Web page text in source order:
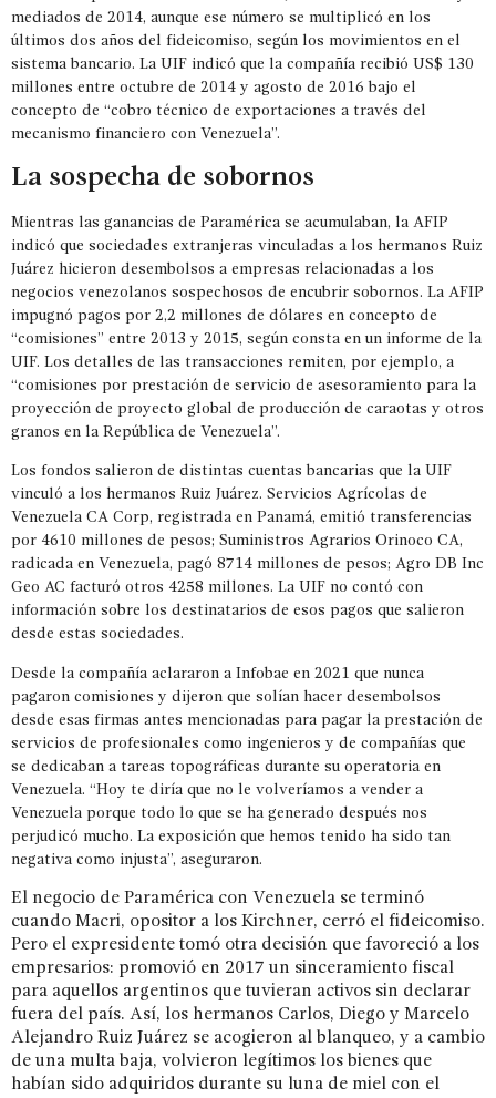
mediados de 2014, aunque ese número se multiplicó en los
últimos dos años del fideicomiso, según los movimientos en el
sistema bancario. La UIF indicó que la compañía recibió US$ 130
millones entre octubre de 2014 y agosto de 2016 bajo el
concepto de “cobro técnico de exportaciones a través del
mecanismo financiero con Venezuela”.
La sospecha de sobornos
Mientras las ganancias de Paramérica se acumulaban, la AFIP
indicó que sociedades extranjeras vinculadas a los hermanos Ruiz
Juárez hicieron desembolsos a empresas relacionadas a los
negocios venezolanos sospechosos de encubrir sobornos. La AFIP
impugnó pagos por 2,2 millones de dólares en concepto de
“comisiones” entre 2013 y 2015, según consta en un informe de la
UIF. Los detalles de las transacciones remiten, por ejemplo, a
“comisiones por prestación de servicio de asesoramiento para la
proyección de proyecto global de producción de caraotas y otros
granos en la República de Venezuela”.
Los fondos salieron de distintas cuentas bancarias que la UIF
vinculó a los hermanos Ruiz Juárez. Servicios Agrícolas de
Venezuela CA Corp, registrada en Panamá, emitió transferencias
por 4610 millones de pesos; Suministros Agrarios Orinoco CA,
radicada en Venezuela, pagó 8714 millones de pesos; Agro DB Inc
Geo AC facturó otros 4258 millones. La UIF no contó con
información sobre los destinatarios de esos pagos que salieron
desde estas sociedades.
Desde la compañía aclararon a Infobae en 2021 que nunca
pagaron comisiones y dijeron que solían hacer desembolsos
desde esas firmas antes mencionadas para pagar la prestación de
servicios de profesionales como ingenieros y de compañías que
se dedicaban a tareas topográficas durante su operatoria en
Venezuela. “Hoy te diría que no le volveríamos a vender a
Venezuela porque todo lo que se ha generado después nos
perjudicó mucho. La exposición que hemos tenido ha sido tan
negativa como injusta”, aseguraron.
El negocio de Paramérica con Venezuela se terminó
cuando Macri, opositor a los Kirchner, cerró el fideicomiso.
Pero el expresidente tomó otra decisión que favoreció a los
empresarios: promovió en 2017 un sinceramiento fiscal
para aquellos argentinos que tuvieran activos sin declarar
fuera del país. Así, los hermanos Carlos, Diego y Marcelo
Alejandro Ruiz Juárez se acogieron al blanqueo, y a cambio
de una multa baja, volvieron legítimos los bienes que
habían sido adquiridos durante su luna de miel con el